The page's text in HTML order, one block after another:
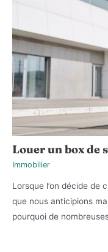
Louer un box de
Immobilier
Lorsque l’on décide de
que nous anticipions
pourquoi de